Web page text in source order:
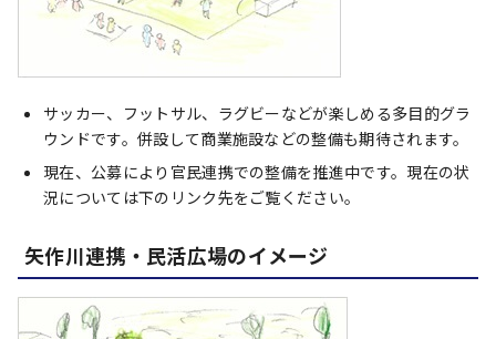
サッカー、フットサル、ラグビーなどが楽しめる多目的グラ
ウンドです。併設して商業施設などの整備も期待されます。
現在、公募により官民連携での整備を推進中です。現在の状
況については下のリンク先をご覧ください。
矢作川連携・民活広場のイメージ